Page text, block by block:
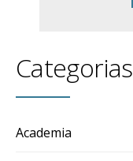
Categorias
Academia